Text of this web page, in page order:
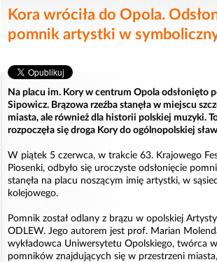
Kora wróciła do Opola.
pomnik artystki w
Na placu im. Kory w centrum Opola odsłonięto
Sipowicz. Brązowa rzeźba stanęła w miejscu
miasta, ale również dla historii polskiej muzyki.
rozpoczęła się droga Kory do ogólnopolskiej
W piątek 5 czerwca, w trakcie 63. Krajowego
Piosenki, odbyło się uroczyste odsłonięcie
stanęła na placu noszącym imię artystki, w
kolejowego.
Pomnik został odlany z brązu w opolskiej
ODLEW. Jego autorem jest prof. Marian
wykładowca Uniwersytetu Opolskiego, twórca
pomników znajdujących się w przestrzeni